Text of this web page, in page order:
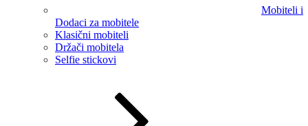
Mobiteli i
Dodaci za mobitele
Klasični mobiteli
Držači mobitela
Selfie stickovi